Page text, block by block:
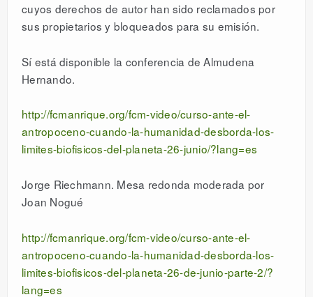
cuyos derechos de autor han sido reclamados por
sus propietarios y bloqueados para su emisión.
Sí está disponible la conferencia de Almudena
Hernando.
http://fcmanrique.org/fcm-video/curso-ante-el-
antropoceno-cuando-la-humanidad-desborda-los-
limites-biofisicos-del-planeta-26-junio/?lang=es
Jorge Riechmann. Mesa redonda moderada por
Joan Nogué
http://fcmanrique.org/fcm-video/curso-ante-el-
antropoceno-cuando-la-humanidad-desborda-los-
limites-biofisicos-del-planeta-26-de-junio-parte-2/?
lang=es